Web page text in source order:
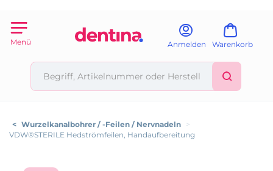
Menü Anmelden Warenkorb
< Wurzelkanalbohrer / -Feilen / Nervnadeln >
VDW®STERILE Hedströmfeilen, Handaufbereitung